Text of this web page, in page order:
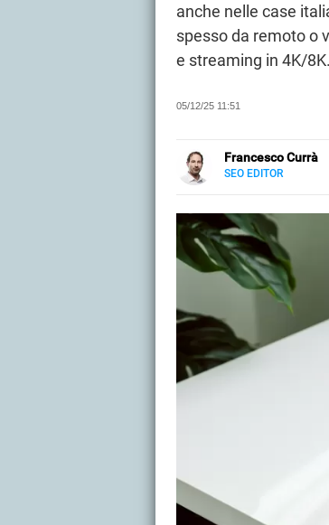
anche nelle case
spesso da remoto o
e streaming in 4K/8K.
05/12/25 11:51
Francesco Currà
SEO EDITOR
affiliazione.
approfondimenti